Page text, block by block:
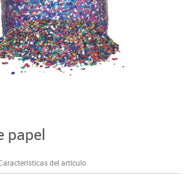
papel
del artículo